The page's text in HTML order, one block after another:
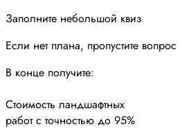
Заполните небольшой квиз
Если нет плана, пропустите вопрос
В конце получите:
Стоимость ландшафтных
работ с точностью до 95%